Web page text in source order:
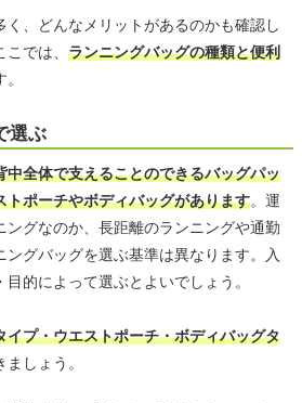
く、どんなメリットがあるのかも確認し
では、 ランニングバッグの種類と便利
選ぶ
中全体で支えることのできるバッグパッ
トポーチやボディバッグがあります。運
ングなのか、長距離のランニングや通勤
ングバッグを選ぶ基準は異なります。入
的によって選ぶとよいでしょう。
イプ・ウエストポーチ・ボディバッグタ
しょう。